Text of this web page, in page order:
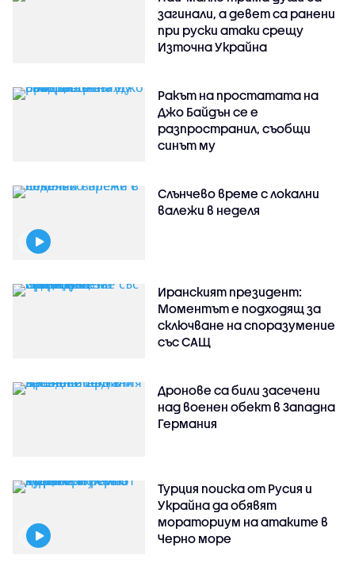
загинали, а девет са ранени
при руски атаки срещу
Източна Украйна
Ракът на простатата на
Джо Байдън се е
разпространил, съобщи
синът му
Слънчево време с локални
валежи в неделя
Иранският президент:
Моментът е подходящ за
сключване на споразумение
със САЩ
Дронове са били засечени
над военен обект в Западна
Германия
Турция поиска от Русия и
Украйна да обявят
мораториум на атаките в
Черно море